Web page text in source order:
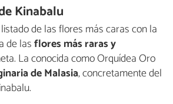
Kinabalu
de las flores más caras con la
de lasflores más raras y
La conocida como Orquídea Oro
de Malasia, concretamente del